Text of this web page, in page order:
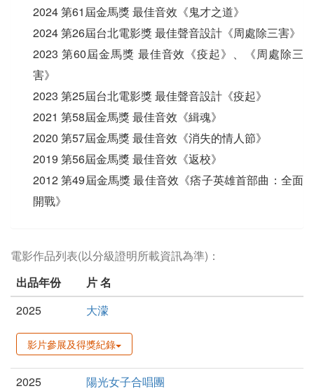
2024 第61屆金馬獎 最佳音效《鬼才之道》
2024 第26屆台北電影獎 最佳聲音設計《周處除三害》
2023 第60屆金馬獎 最佳音效《疫起》、《周處除三
害》
2023 第25屆台北電影獎 最佳聲音設計《疫起》
2021 第58屆金馬獎 最佳音效《緝魂》
2020 第57屆金馬獎 最佳音效《消失的情人節》
2019 第56屆金馬獎 最佳音效《返校》
2012 第49屆金馬獎 最佳音效《痞子英雄首部曲：全面
開戰》
電影作品列表(以分級證明所載資訊為準)：
出品年份
片 名
2025
大濛
影片參展及得獎紀錄
2025 陽光女子合唱團